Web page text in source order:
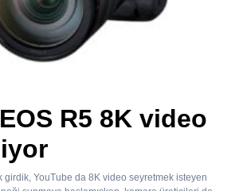
R5 8K video
girdik, YouTube da 8K video seyretmek isteyen